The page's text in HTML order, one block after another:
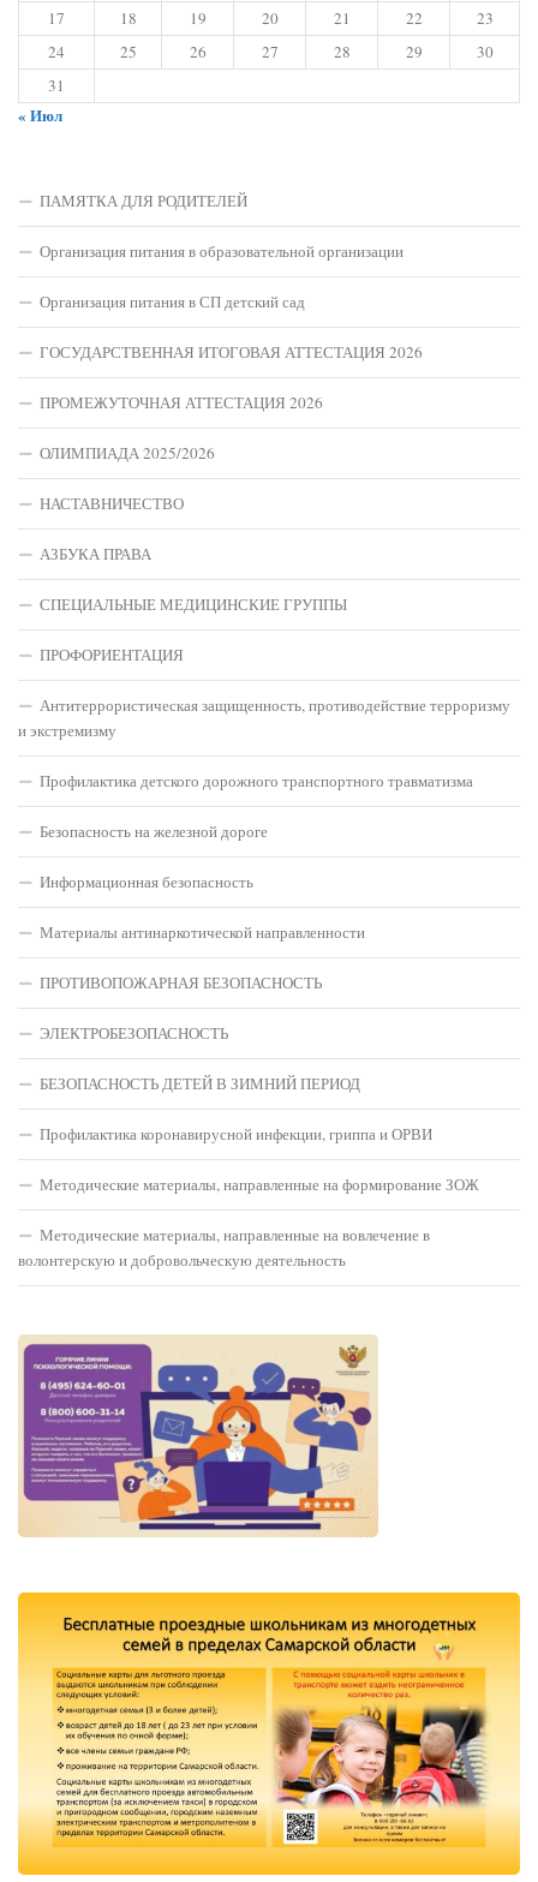
17
18 19 20 21 22
23
24
25 26 27 28 29
30
31
« Июл
ПАМЯТКА ДЛЯ РОДИТЕЛЕЙ
Организация питания в образовательной организации
Организация питания в СП детский сад
ГОСУДАРСТВЕННАЯ ИТОГОВАЯ АТТЕСТАЦИЯ 2026
ПРОМЕЖУТОЧНАЯ АТТЕСТАЦИЯ 2026
ОЛИМПИАДА 2025/2026
НАСТАВНИЧЕСТВО
АЗБУКА ПРАВА
СПЕЦИАЛЬНЫЕ МЕДИЦИНСКИЕ ГРУППЫ
ПРОФОРИЕНТАЦИЯ
Антитеррористическая защищенность, противодействие терроризму
и экстремизму
Профилактика детского дорожного транспортного травматизма
Безопасность на железной дороге
Информационная безопасность
Материалы антинаркотической направленности
ПРОТИВОПОЖАРНАЯ БЕЗОПАСНОСТЬ
ЭЛЕКТРОБЕЗОПАСНОСТЬ
БЕЗОПАСНОСТЬ ДЕТЕЙ В ЗИМНИЙ ПЕРИОД
Профилактика коронавирусной инфекции, гриппа и ОРВИ
Методические материалы, направленные на формирование ЗОЖ
Методические материалы, направленные на вовлечение в
волонтерскую и добровольческую деятельность